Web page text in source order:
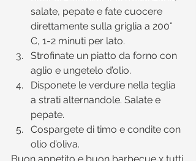
salate, pepate e fate cuocere
direttamente sulla griglia a 200°
C, 1-2 minuti per lato.
Strofinate un piatto da forno con
aglio e ungetelo d’olio.
Disponete le verdure nella teglia
a strati alternandole. Salate e
pepate.
Cospargete di timo e condite con
olio d’oliva.